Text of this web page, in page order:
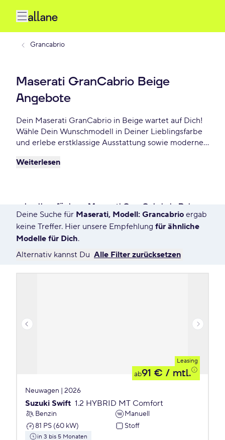
Grancabrio
Maserati GranCabrio Beige
Angebote
Dein Maserati GranCabrio in Beige wartet auf Dich!
Wähle Dein Wunschmodell in Deiner Lieblingsfarbe
und erlebe erstklassige Ausstattung sowie modernes
Finanzierungsoptionen und fahre Dein Maserati
Weiterlesen
schnell verfügbare Maserati GranCabrio in Beige
65 Angebote für Deine Suche
Deine Suche für Maserati, Modell: Grancabrio ergab
keine Treffer. Hier unsere Empfehlung für ähnliche
Modelle für Dich.
Alternativ kannst Du Alle Filter zurücksetzen
Leasing
ab91 € / mtl.
Neuwagen | 2026
Suzuki Swift 1.2 HYBRID MT Comfort
Benzin
Manuell
81 PS (60 kW)
Stoff
in 3 bis 5 Monaten